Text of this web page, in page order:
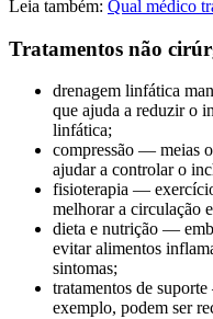
Leia também: Qual médico
Tratamentos não
drenagem linfática
que ajuda a reduzir o
linfática;
compressão — meias
ajudar a controlar o
fisioterapia —
melhorar a circulação
dieta e nutrição —
evitar alimentos
sintomas;
tratamentos de
exemplo, podem ser